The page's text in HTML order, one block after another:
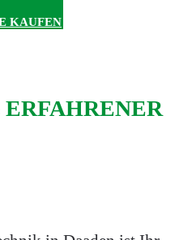
KAUFEN